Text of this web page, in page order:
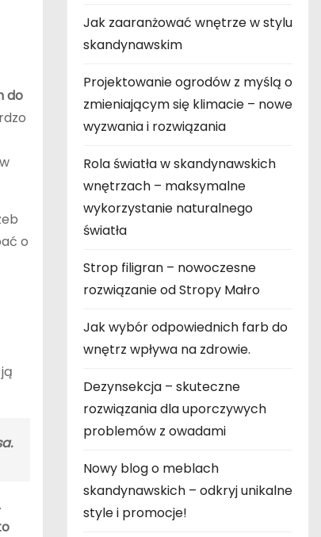
do
o
Jak zaaranżować wnętrze w stylu
skandynawskim
Projektowanie ogrodów z myślą o
zmieniającym się klimacie – nowe
wyzwania i rozwiązania
Rola światła w skandynawskich
wnętrzach – maksymalne
wykorzystanie naturalnego
światła
Strop filigran – nowoczesne
rozwiązanie od Stropy Małro
Jak wybór odpowiednich farb do
wnętrz wpływa na zdrowie.
Dezynsekcja – skuteczne
rozwiązania dla uporczywych
problemów z owadami
Nowy blog o meblach
skandynawskich – odkryj unikalne
style i promocje!